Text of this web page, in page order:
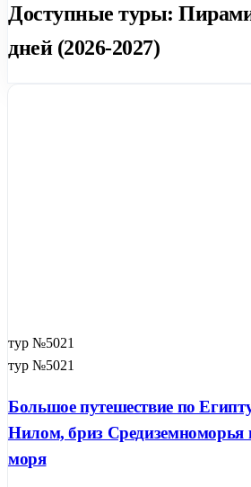
Доступные туры:
дней (2026-2027)
тур №5021
тур №5021
Большое путешествие по
Нилом, бриз Средиземноморья
моря